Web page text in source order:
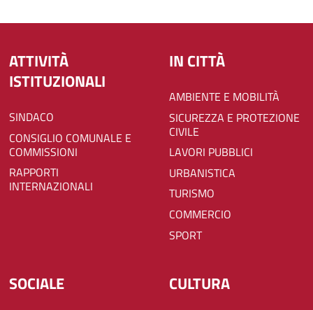
ATTIVITÀ
ISTITUZIONALI
SINDACO
CONSIGLIO COMUNALE E
COMMISSIONI
RAPPORTI
INTERNAZIONALI
IN CITTÀ
AMBIENTE E MOBILITÀ
SICUREZZA E PROTEZIONE
CIVILE
LAVORI PUBBLICI
URBANISTICA
TURISMO
COMMERCIO
SPORT
SOCIALE CULTURA